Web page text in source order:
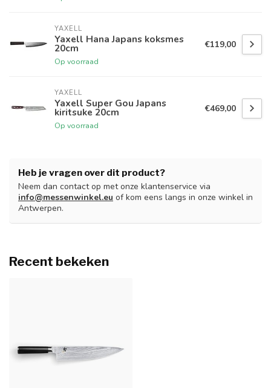
YAXELL
Yaxell Hana Japans koksmes
20cm
Op voorraad
€119,00
YAXELL
Yaxell Super Gou Japans
kiritsuke 20cm
Op voorraad
€469,00
Heb je vragen over dit product?
Neem dan contact op met onze klantenservice via
info@messenwinkel.eu of kom eens langs in onze winkel in
Antwerpen.
Recent bekeken